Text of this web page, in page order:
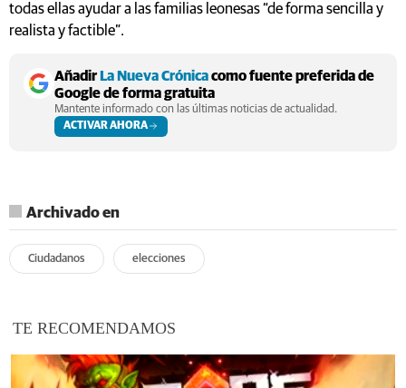
todas ellas ayudar a las familias leonesas “de forma sencilla y
realista y factible”.
AñadirLa Nueva Crónicacomo fuente preferida de
Google de forma gratuita
Mantente informado con las últimas noticias de actualidad.
ACTIVAR AHORA
Archivado en
Ciudadanos elecciones
TE RECOMENDAMOS